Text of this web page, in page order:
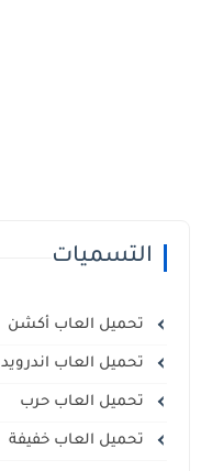
التسميات
تحميل العاب أكشن
تحميل العاب اندرويد
تحميل العاب حرب
تحميل العاب خفيفة